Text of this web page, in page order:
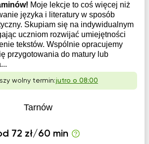
Moje lekcje to coś więcej niż
języka i literatury w sposób
Skupiam się na indywidualnym
uczniom rozwijać umiejętności
tekstów. Wspólnie opracujemy
przygotowania do matury lub
wolny termin:jutro o 08:00
Tarnów
72 zł/60 min